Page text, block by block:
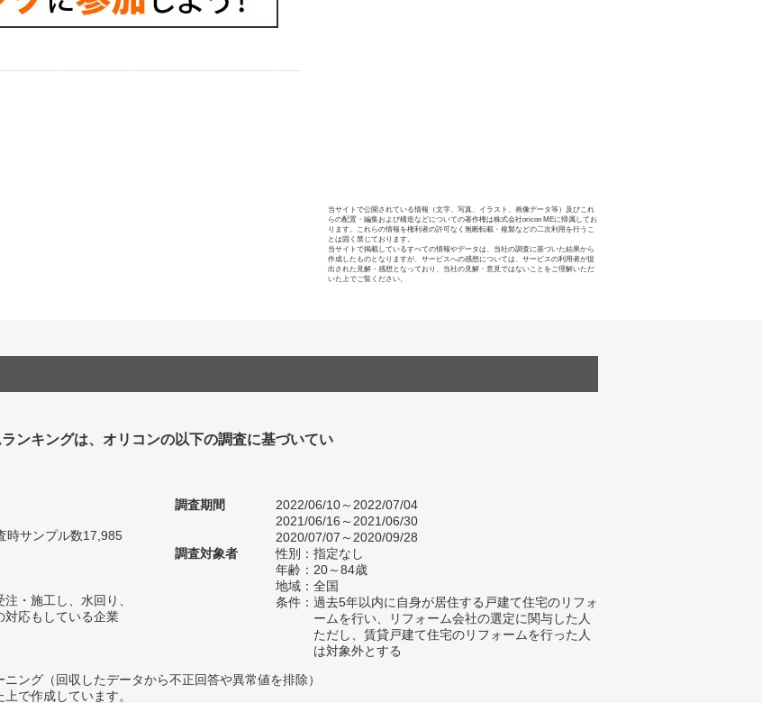
当サイトで公開されている情報（文字、写真、イラスト、画像データ等）及びこれ
らの配置・編集および構造などについての著作権は株式会社oricon MEに帰属してお
ります。これらの情報を権利者の許可なく無断転載・複製などの二次利用を行うこ
とは固く禁じております。
当サイトで掲載しているすべての情報やデータは、当社の調査に基づいた結果から
作成したものとなりますが、サービスへの感想については、サービスの利用者が提
出された見解・感想となっており、当社の見解・意見ではないことをご理解いただ
いた上でご覧ください。
ンキングは、オリコンの以下の調査に基づいてい
時サンプル数17,985
・施工し、水回り、
対応もしている企業
調査期間
2022/06/10～2022/07/04
2021/06/16～2021/06/30
2020/07/07～2020/09/28
調査対象者
性別：指定なし
年齢：20～84歳
地域：全国
条件：過去5年以内に自身が居住する戸建て住宅のリフォ
ームを行い、リフォーム会社の選定に関与した人
ただし、賃貸戸建て住宅のリフォームを行った人
は対象外とする
ング（回収したデータから不正回答や異常値を排除）
で作成しています。